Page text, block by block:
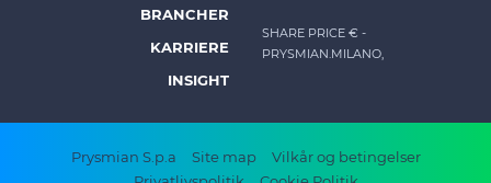
menu
BRANCHER
KARRIERE
INSIGHT
SHARE PRICE € -
PRYSMIAN.MILANO,
Footer
Prysmian S.p.a Site map
Vilkår og betingelser